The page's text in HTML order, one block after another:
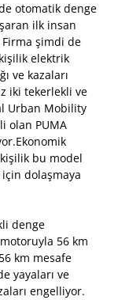
otomatik denge
ilk insan
şimdi de
elektrik
ve kazaları
iki tekerlekli ve
Urban Mobility
olan PUMA
bu model
dolaşmaya
denge
56 km
km mesafe
yayaları ve
engelliyor.